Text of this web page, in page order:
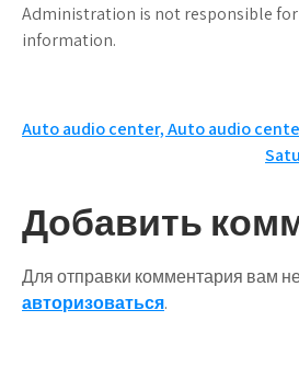
Administration is not responsible
information.
Навигация
записям
Auto audio center, Auto audio
Добавить
Для отправки комментария вам
авторизоваться.